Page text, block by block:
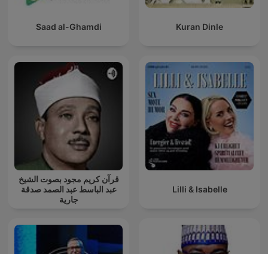
Saad al-Ghamdi Kuran Dinle
قرآن كريم مجود بصوت الشيخ
عبد الباسط عبد الصمد صدقة
جارية
Lilli & Isabelle